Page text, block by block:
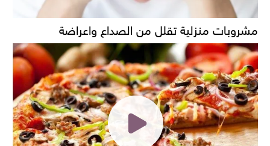
مشروبات منزلية تقلل من الصداع واعراضة